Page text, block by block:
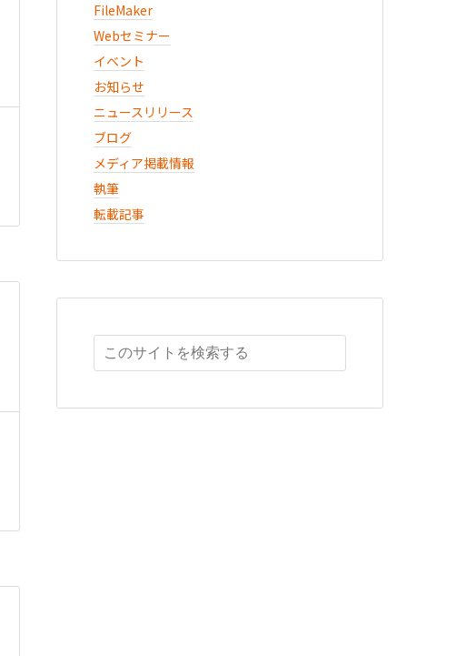
FileMaker
Webセミナー
イベント
お知らせ
ニュースリリース
ブログ
メディア掲載情報
執筆
転載記事